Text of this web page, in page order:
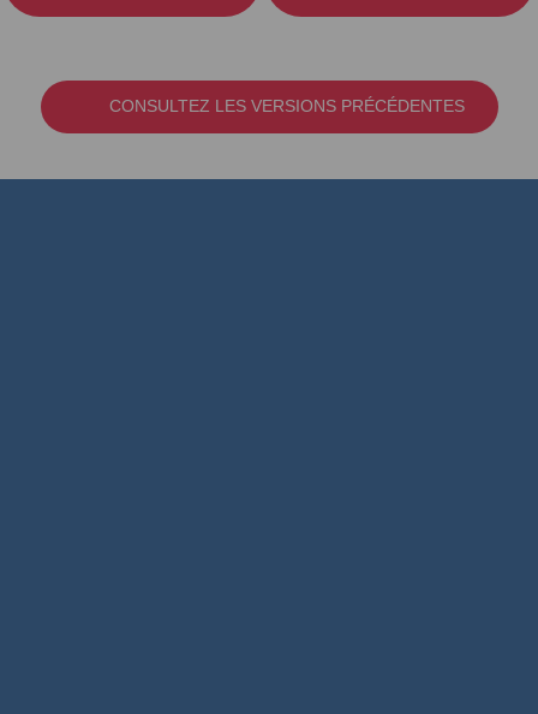
CONSULTEZ LES VERSIONS PRÉCÉDENTES